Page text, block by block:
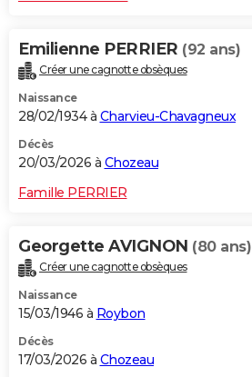
Emilienne PERRIER (92 ans)
Créer une cagnotte obsèques
Naissance
28/02/1934 à Charvieu-Chavagneux
Décès
20/03/2026 à Chozeau
Famille PERRIER
Georgette AVIGNON (80 ans)
Créer une cagnotte obsèques
Naissance
15/03/1946 à Roybon
Décès
17/03/2026 à Chozeau